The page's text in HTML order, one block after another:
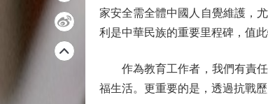
家安全需全體中國人自覺維護，
利是中華民族的重要里程碑，值
作為教育工作者，我們有責任
福生活。更重要的是，透過抗戰